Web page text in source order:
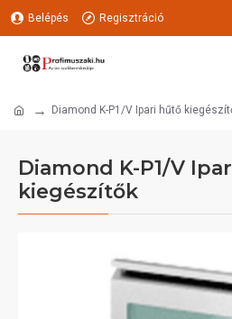
Belépés Regisztráció
Diamond K-P1/V Ipari hűtő
Diamond K-P1/V
kiegészítők